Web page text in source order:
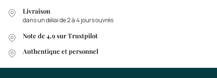
Livraison
dans un délai de 2 à 4 jours ouvrés
Note de 4,9 sur Trustpilot
Authentique et personnel